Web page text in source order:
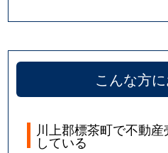
こんな方
川上郡標茶町で不動
している